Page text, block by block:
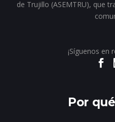
de Trujillo (ASEMTRU), que
¡Síguenos en
Por